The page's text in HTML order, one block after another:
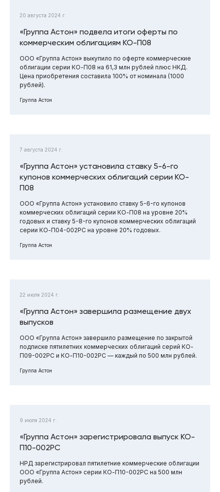
20 августа 2024 г.
«Группа Астон» подвела итоги оферты по
коммерческим облигациям КО-П08
ООО «Группа Астон» выкупило по оферте коммерческие
облигации серии КО-П08 на 61,3 млн рублей плюс НКД.
Цена приобретения составила 100% от номинала (1000
рублей).
Группа Астон
7 августа 2024 г.
«Группа Астон» установила ставку 5-6-го
купонов коммерческих облигаций серии КО-
П08
ООО «Группа Астон» установило ставку 5-6-го купонов
коммерческих облигаций серии КО-П08 на уровне 20%
годовых и ставку 5-8-го купонов коммерческих облигаций
серии КО-П04-002РС на уровне 20% годовых.
Группа Астон
22 июля 2024 г.
«Группа Астон» завершила размещение двух
выпусков
ООО «Группа Астон» завершило размещение по закрытой
подписке пятилетних коммерческих облигаций серий КО-
П09-002РС и КО-П10-002РС — каждый по 500 млн рублей.
Группа Астон
9 июля 2024 г.
«Группа Астон» зарегистрировала выпуск КО-
П10-002РС
НРД зарегистрировал пятилетние коммерческие облигации
ООО «Группа Астон» серии КО-П10-002РС на 500 млн
рублей.